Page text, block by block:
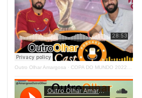
Outro Olhar Amargosa · COPA DO MUNDO 2022 - OUTRO OLHAR CAST #O1 Right